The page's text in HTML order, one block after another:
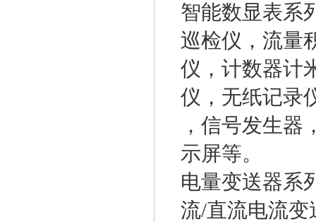
智能数显表系
巡检仪，流量
仪，计数器计
仪，无纸记录
，信号发生
示屏等。
电量变送器系
流/直流电流变